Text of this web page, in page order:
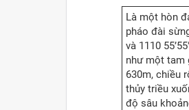
Là một hòn
pháo đài
và 1110
như một tam
630m, chiều
thủy triều
độ sâu